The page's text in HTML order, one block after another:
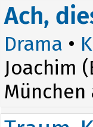
Ach,
Drama •
Joachim